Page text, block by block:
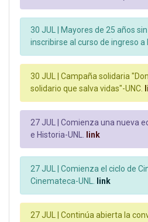
30 JUL |
Mayores de 25 años
inscribirse al curso de ingreso a
30 JUL | Campaña solidaria
solidario que salva vidas"-UNC.
27 JUL | Comienza una nueva
e Historia-UNL. link
27 JUL | Comienza el ciclo de
Cinemateca-UNL. link
27 JUL | Continúa abierta la